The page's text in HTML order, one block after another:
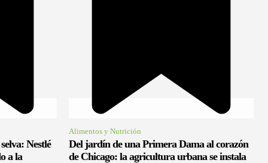
Nestlé
a la
Alimentos y Nutrición
Del jardín de una Primera Dama al corazón
de Chicago: la agricultura urbana se instala